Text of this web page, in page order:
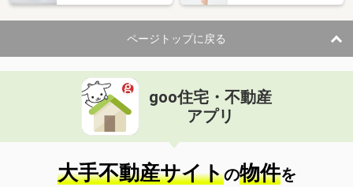
住 所
奈良県奈良市法蓮町
専有面積 19.87m²
間取り
1K
奈良県奈良市法蓮町
価 格
住 所
奈良県奈良市法蓮町
専有面積 67.27m²
間取り
3LDK
ページトップに戻る
goo住宅・不動産
アプリ
大手不動産サイトの物件を